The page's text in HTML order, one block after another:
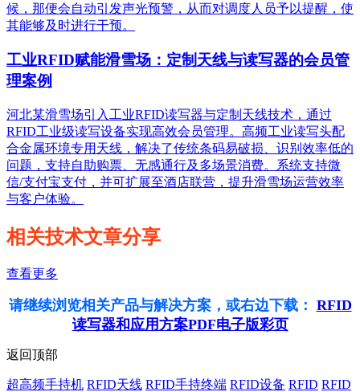
候，那便会自动引发声光预警，从而对调度人员予以提醒，使
其能够及时进行干预。
工业RFID赋能滑雪场：定制天线与读写器的会员管
理案例
河北某滑雪场引入工业RFID读写器与定制天线技术，通过
RFID工业级读写设备实现高效会员管理。高频工业读写头配
合金属环境专用天线，解决了传统条码易破损、识别效率低的
问题，支持自助购票、无感通行及多场景消费。系统支持微
信/支付宝支付，并可扩展至酒店联营，提升滑雪场运营效率
与客户体验。
相关技术文章分享
查看更多
请继续浏览相关产品与解决方案，或右边下载： RFID
读写器和应用方案PDF电子版彩页
返回顶部
超高频手持机 RFID天线 RFID手持终端 RFID设备 RFID RFID